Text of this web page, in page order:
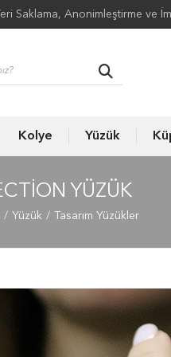
Saklama, Anonimleştirme ve
Kolye Yüzük
YÜZÜK
Yüzük Tasarım Yüzükler